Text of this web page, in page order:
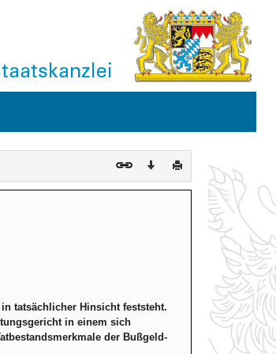
DownloadDrucken
tatsächlicher Hinsicht feststeht.
in einem sich
der Bußgeld-